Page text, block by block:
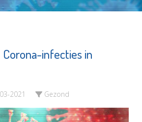
infecties in
2021 Gezond